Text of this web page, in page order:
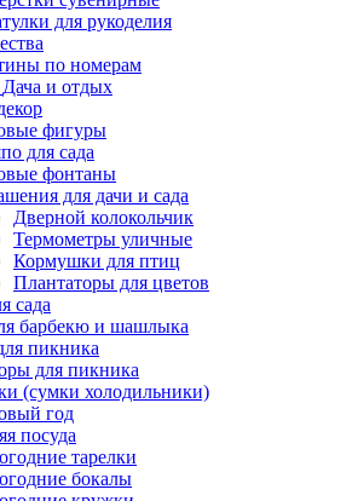
для рукоделия
по номерам
Дача и отдых
фигуры
для сада
фонтаны
для дачи и сада
Дверной колокольчик
Термометры уличные
Кормушки для птиц
Плантаторы для цветов
сада
барбекю и шашлыка
пикника
для пикника
(сумки холодильники)
год
посуда
тарелки
бокалы